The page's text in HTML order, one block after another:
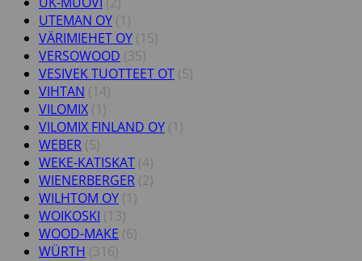
UTEMAN OY (1)
VÄRIMIEHET OY (15)
VERSOWOOD (35)
VESIVEK TUOTTEET OT (5)
VIHTAN (14)
VILOMIX (1)
VILOMIX FINLAND OY (1)
WEBER (5)
WEKE-KATISKAT (4)
WIENERBERGER (2)
WILHTOM OY (1)
WOIKOSKI (13)
WOOD-MAKE (6)
WÜRTH (316)